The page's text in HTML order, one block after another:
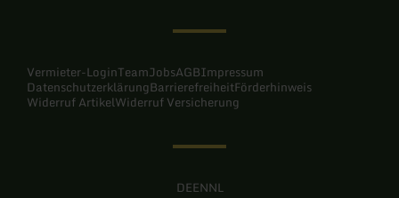
Vermieter-LoginTeamJobsAGBImpressum
DatenschutzerklärungBarrierefreiheitFörderhinweis
Widerruf ArtikelWiderruf Versicherung
DEENNL